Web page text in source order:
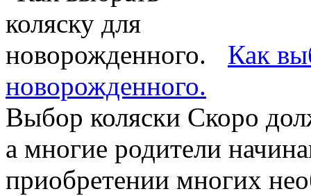
Как
новорожденного.
Выбор коляски Скоро
а многие родители
приобретении многих